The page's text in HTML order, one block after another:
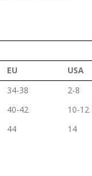
EU
USA
34-38
2-8
40-42
10-12
44 14